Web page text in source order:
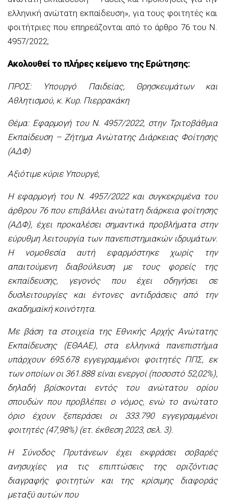
ελληνική ανώτατη εκπαίδευση», για τους φοιτητές και
φοιτήτριες που επηρεάζονται από το άρθρο 76 του Ν.
4957/2022;
Ακολουθεί το πλήρες κείμενο της Ερώτησης:
ΠΡΟΣ: Υπουργό Παιδείας, Θρησκευμάτων και
Αθλητισμού, κ. Κυρ. Πιερρακάκη
Θέμα: Εφαρμογή του Ν. 4957/2022, στην Τριτοβάθμια
Εκπαίδευση – Ζήτημα Ανώτατης Διάρκειας Φοίτησης
(ΑΔΦ)
Αξιότιμε κύριε Υπουργέ,
Η εφαρμογή του Ν. 4957/2022 και συγκεκριμένα του
άρθρου 76 που επιβάλλει ανώτατη διάρκεια φοίτησης
(ΑΔΦ), έχει προκαλέσει σημαντικά προβλήματα στην
εύρυθμη λειτουργία των πανεπιστημιακών ιδρυμάτων.
Η νομοθεσία αυτή εφαρμόστηκε χωρίς την
απαιτούμενη διαβούλευση με τους φορείς της
εκπαίδευσης, γεγονός που έχει οδηγήσει σε
δυσλειτουργίες και έντονες αντιδράσεις από την
ακαδημαϊκή κοινότητα.
Με βάση τα στοιχεία της Εθνικής Αρχής Ανώτατης
Εκπαίδευσης (ΕΘΑΑΕ), στα ελληνικά πανεπιστήμια
υπάρχουν 695.678 εγγεγραμμένοι φοιτητές ΠΠΣ, εκ
των οποίων οι 361.888 είναι ενεργοί (ποσοστό 52,02%),
δηλαδή βρίσκονται εντός του ανώτατου ορίου
σπουδών που προβλέπει ο νόμος, ενώ το ανώτατο
όριο έχουν ξεπεράσει οι 333.790 εγγεγραμμένοι
φοιτητές (47,98%) (ετ. έκθεση 2023, σελ. 3).
Η Σύνοδος Πρυτάνεων έχει εκφράσει σοβαρές
ανησυχίες για τις επιπτώσεις της οριζόντιας
διαγραφής φοιτητών και της κρίσιμης διαφοράς
μεταξύ αυτών που